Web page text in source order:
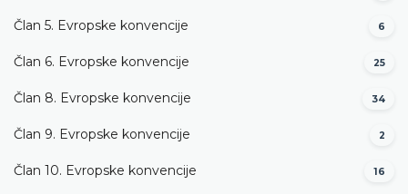
Član 5. Evropske konvencije 6
Član 6. Evropske konvencije 25
Član 8. Evropske konvencije 34
Član 9. Evropske konvencije 2
Član 10. Evropske konvencije 16